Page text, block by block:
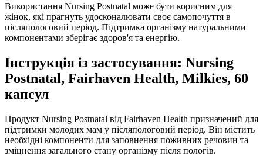
Використання Nursing Postnatal може бути корисним для
жінок, які прагнуть удосконалювати своє самопочуття в
післяпологовий період. Підтримка організму натуральними
компонентами зберігає здоров'я та енергію.
Інструкція із застосування: Nursing
Postnatal, Fairhaven Health, Milkies, 60
капсул
Продукт Nursing Postnatal від Fairhaven Health призначений для
підтримки молодих мам у післяпологовий період. Він містить
необхідні компоненти для заповнення поживних речовин та
зміцнення загального стану організму після пологів.